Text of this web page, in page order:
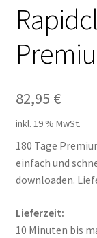
Ex-Load
File.al
FAQ – Häufige
Kontakt
Versandinfos
82,95 €
inkl. 19 % MwSt.
180 Tage
einfach und
downloaden.
Lieferzeit:
10 Minuten bis